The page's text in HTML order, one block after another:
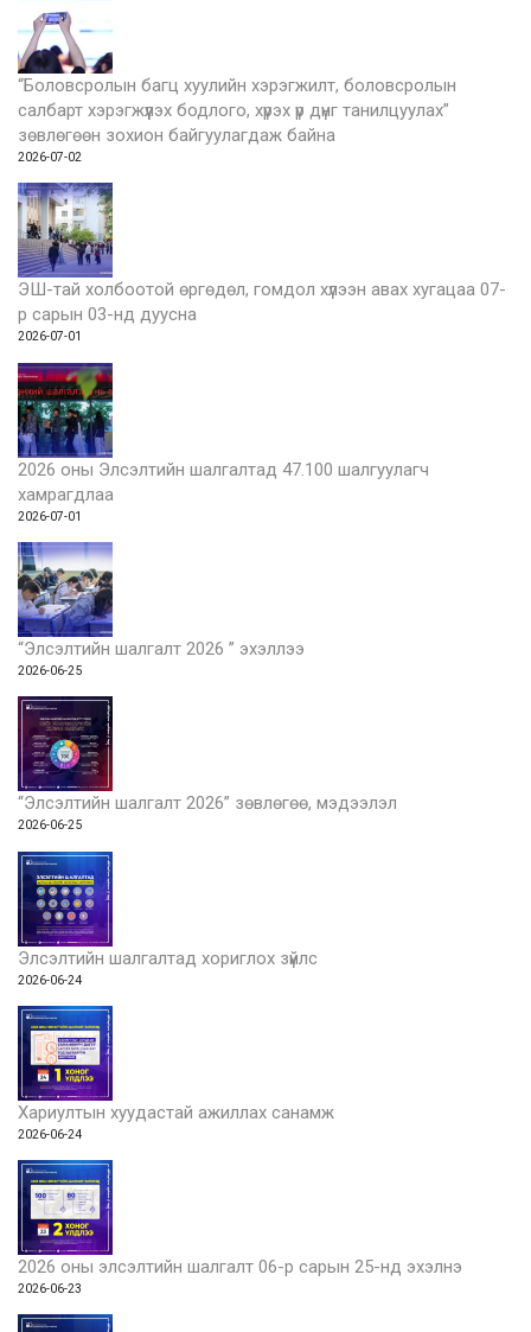
“Боловсролын багц хуулийн хэрэгжилт, боловсролын
салбарт хэрэгжүүлэх бодлого, хүрэх үр дүнг танилцуулах”
зөвлөгөөн зохион байгуулагдаж байна
2026-07-02
ЭШ-тай холбоотой өргөдөл, гомдол хүлээн авах хугацаа 07-
р сарын 03-нд дуусна
2026-07-01
2026 оны Элсэлтийн шалгалтад 47.100 шалгуулагч
хамрагдлаа
2026-07-01
“Элсэлтийн шалгалт 2026 ” эхэллээ
2026-06-25
“Элсэлтийн шалгалт 2026” зөвлөгөө, мэдээлэл
2026-06-25
Элсэлтийн шалгалтад хориглох зүйлс
2026-06-24
Хариултын хуудастай ажиллах санамж
2026-06-24
2026 оны элсэлтийн шалгалт 06-р сарын 25-нд эхэлнэ
2026-06-23